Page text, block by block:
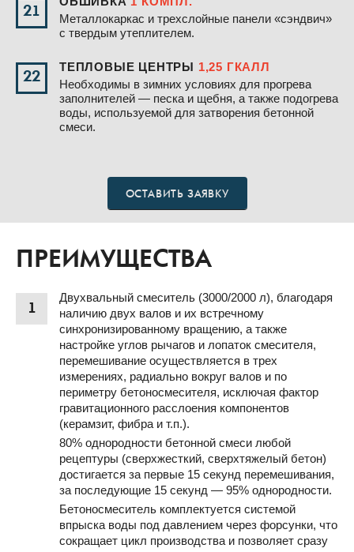
21
Металлокаркас и трехслойные панели «сэндвич»
с твердым утеплителем.
22
ТЕПЛОВЫЕ ЦЕНТРЫ 1,25 ГКАЛЛ
Необходимы в зимних условиях для прогрева
заполнителей — песка и щебня, а также подогрева
воды, используемой для затворения бетонной
смеси.
ОСТАВИТЬ ЗАЯВКУ
ПРЕИМУЩЕСТВА
1
Двухвальный смеситель (3000/2000 л), благодаря
наличию двух валов и их встречному
синхронизированному вращению, а также
настройке углов рычагов и лопаток смесителя,
перемешивание осуществляется в трех
измерениях, радиально вокруг валов и по
периметру бетоносмесителя, исключая фактор
гравитационного расслоения компонентов
(керамзит, фибра и т.п.).
80% однородности бетонной смеси любой
рецептуры (сверхжесткий, сверхтяжелый бетон)
достигается за первые 15 секунд перемешивания,
за последующие 15 секунд — 95% однородности.
Бетоносмеситель комплектуется системой
впрыска воды под давлением через форсунки, что
сокращает цикл производства и позволяет сразу